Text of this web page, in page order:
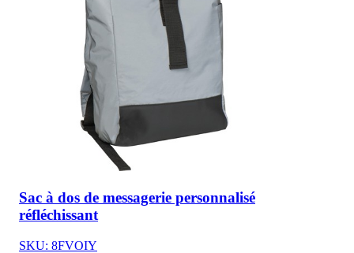
Sac à dos de messagerie personnalisé
réfléchissant
SKU: 8FVOIY